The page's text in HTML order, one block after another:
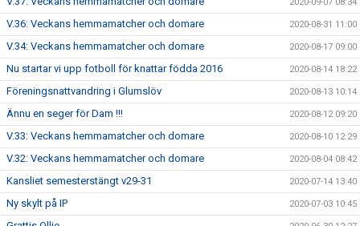
V.36: Veckans hemmamatcher och domare 2020-08-31 11:00
V.34: Veckans hemmamatcher och domare 2020-08-17 09:00
Nu startar vi upp fotboll för knattar födda 2016 2020-08-14 18:22
Föreningsnattvandring i Glumslöv 2020-08-13 10:14
Ännu en seger för Dam !!! 2020-08-12 09:20
V.33: Veckans hemmamatcher och domare 2020-08-10 12:29
V.32: Veckans hemmamatcher och domare 2020-08-04 08:42
Kansliet semesterstängt v29-31 2020-07-14 13:40
Ny skylt på IP 2020-07-03 10:45